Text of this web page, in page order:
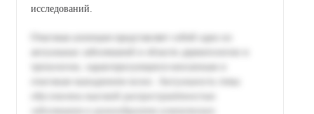
исследований.